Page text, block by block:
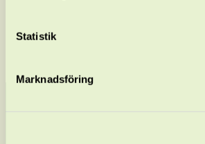
Statistik
Marknadsföring